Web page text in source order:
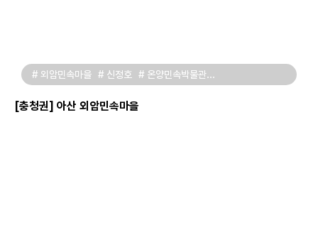
# 외암민속마을 # 신정호
# 온양민속박물관
# 피나클랜드 수목원
[충청권] 아산 외암민속마을